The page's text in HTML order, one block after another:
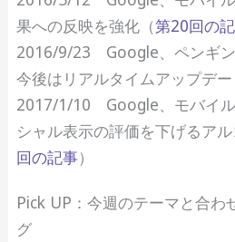
果への反映を強化（第20回の
2016/9/23 Google、ペンギン
今後はリアルタイムアップデー
2017/1/10 Google、モバイル
シャル表示の評価を下げるア
回の記事）
Pick UP：今週のテーマと合わ
グ